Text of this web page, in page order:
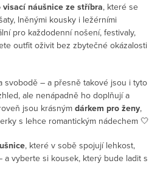
visací náušnice ze stříbra, které se
lněnými kousky i ležérními
pro každodenní nošení, festivaly,
outfit oživit bez zbytečné okázalosti
svobodě – a přesně takové jsou i tyto
ale nenápadně ho doplňují a
jsou krásným dárkem pro ženy,
s lehce romantickým nádechem 🤍
, které v sobě spojují lehkost,
a vyberte si kousek, který bude ladit s